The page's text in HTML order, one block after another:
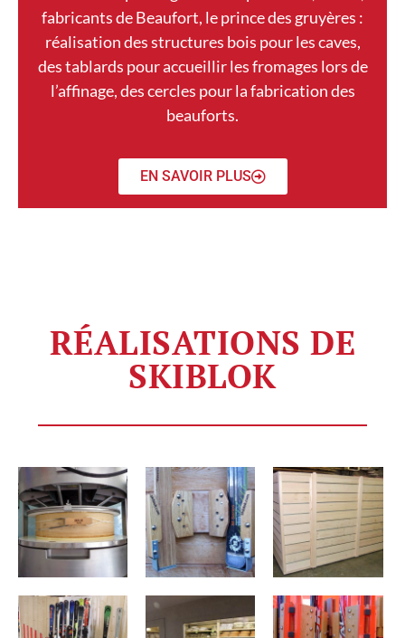
fabricants de Beaufort, le prince des gruyères :
réalisation des structures bois pour les caves,
des tablards pour accueillir les fromages lors de
l’affinage, des cercles pour la fabrication des
beauforts.
EN SAVOIR PLUS
RÉALISATIONS DE
SKIBLOK